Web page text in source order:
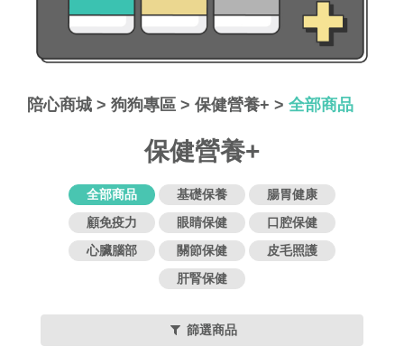
陪心商城 > 狗狗專區 > 保健營養+ > 全部商品
保健營養+
全部商品 基礎保養
腸胃健康
顧免疫力
眼睛保健
口腔保健
心臟腦部
關節保健
皮毛照護
肝腎保健
篩選商品